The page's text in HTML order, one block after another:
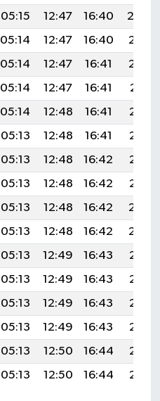
05:15 12:47 16:40
20:09
05:14 12:47 16:40
20:10
05:14 12:47 16:41
20:10
05:14 12:47 16:41
20:11
05:14 12:48 16:41
20:12
05:13 12:48 16:41
20:12
05:13 12:48 16:42
20:13
05:13 12:48 16:42
20:13
05:13 12:48 16:42
20:14
05:13 12:48 16:42
20:14
05:13 12:49 16:43
20:15
05:13 12:49 16:43
20:15
05:13 12:49 16:43
20:16
05:13 12:49 16:43
20:16
05:13 12:50 16:44
20:16
05:13 12:50 16:44 20:17